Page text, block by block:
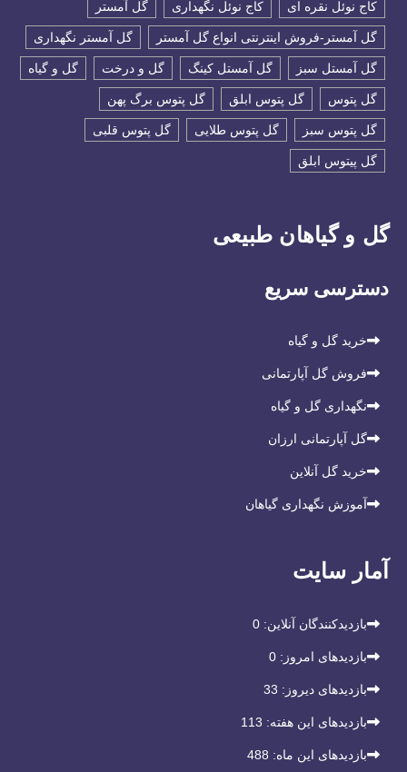
کاج نوئل نقره ای کاج نوئل نگهداری گل آمستر
گل آمستر-فروش اینترنتی انواع گل آمستر گل آمستر نگهداری
گل آمستل سبز گل آمستل کینگ گل و درخت گل و گیاه
گل پتوس گل پتوس ابلق گل پتوس برگ پهن
گل پتوس سبز گل پتوس طلایی گل پتوس قلبی
گل پیتوس ابلق
گل و گیاهان طبیعی
دسترسی سریع
خرید گل و گیاه
فروش گل آپارتمانی
نگهداری گل و گیاه
گل آپارتمانی ارزان
خرید گل آنلاین
آموزش نگهداری گیاهان
آمار سایت
بازدیدکنندگان آنلاین: 0
بازدیدهای امروز: 0
بازدیدهای دیروز: 33
بازدیدهای این هفته: 113
بازدیدهای این ماه: 488